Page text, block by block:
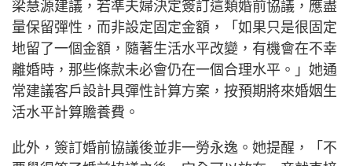
梁慧源建議，若準夫婦決定簽訂這類婚前協議，應盡
量保留彈性，而非設定固定金額，「如果只是很固定
地留了一個金額，隨著生活水平改變，有機會在不幸
離婚時，那些條款未必會仍在一個合理水平。」她通
常建議客戶設計具彈性計算方案，按預期將來婚姻生
活水平計算贍養費。
此外，簽訂婚前協議後並非一勞永逸。她提醒，「不